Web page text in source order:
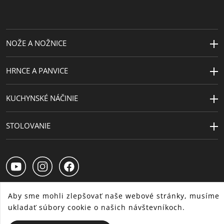
Motívy
Macko Pú
NOŽE A NOŽNICE
HRNCE A PANVICE
KUCHYNSKÉ NÁČINIE
STOLOVANIE
Aby sme mohli zlepšovať naše webové stránky, musíme
ukladať súbory cookie o našich návštevníkoch.